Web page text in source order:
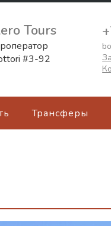
Tours
#3-92
Трансферы